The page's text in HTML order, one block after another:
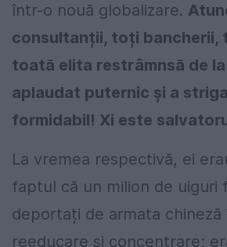
într-o nouă globalizare.
consultanții, toți bancherii,
toată elita restrâmnsă de
aplaudat puternic și a
formidabil! Xi este
La vremea respectivă, ei
faptul că un milion de uiguri
deportați de armata chineză
reeducare și concentrare;